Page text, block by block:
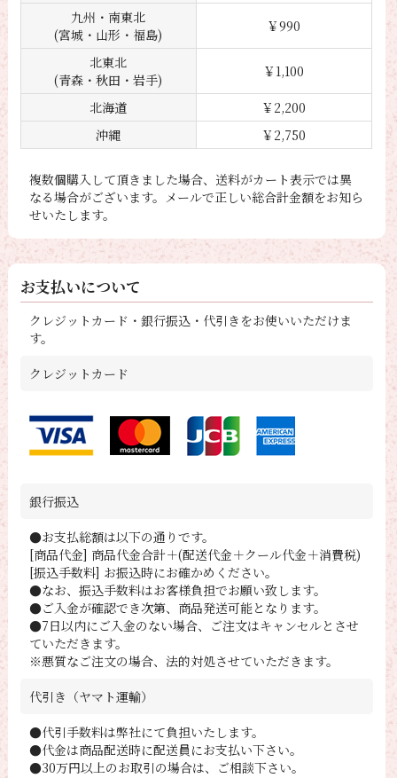
九州・南東北
(宮城・山形・福島)
￥990
北東北
(青森・秋田・岩手)
￥1,100
北海道
￥2,200
沖縄
￥2,750
複数個購入して頂きました場合、送料がカート表示では異
なる場合がございます。メールで正しい総合計金額をお知ら
せいたします。
お支払いについて
クレジットカード・銀行振込・代引きをお使いいただけま
す。
クレジットカード
銀行振込
●お支払総額は以下の通りです。
[商品代金] 商品代金合計＋(配送代金＋クール代金＋消費税)
[振込手数料] お振込時にお確かめください。
●なお、振込手数料はお客様負担でお願い致します。
●ご入金が確認でき次第、商品発送可能となります。
●7日以内にご入金のない場合、ご注文はキャンセルとさせ
ていただきます。
※悪質なご注文の場合、法的対処させていただきます。
代引き（ヤマト運輸）
●代引手数料は弊社にて負担いたします。
●代金は商品配送時に配送員にお支払い下さい。
●30万円以上のお取引の場合は、ご相談下さい。